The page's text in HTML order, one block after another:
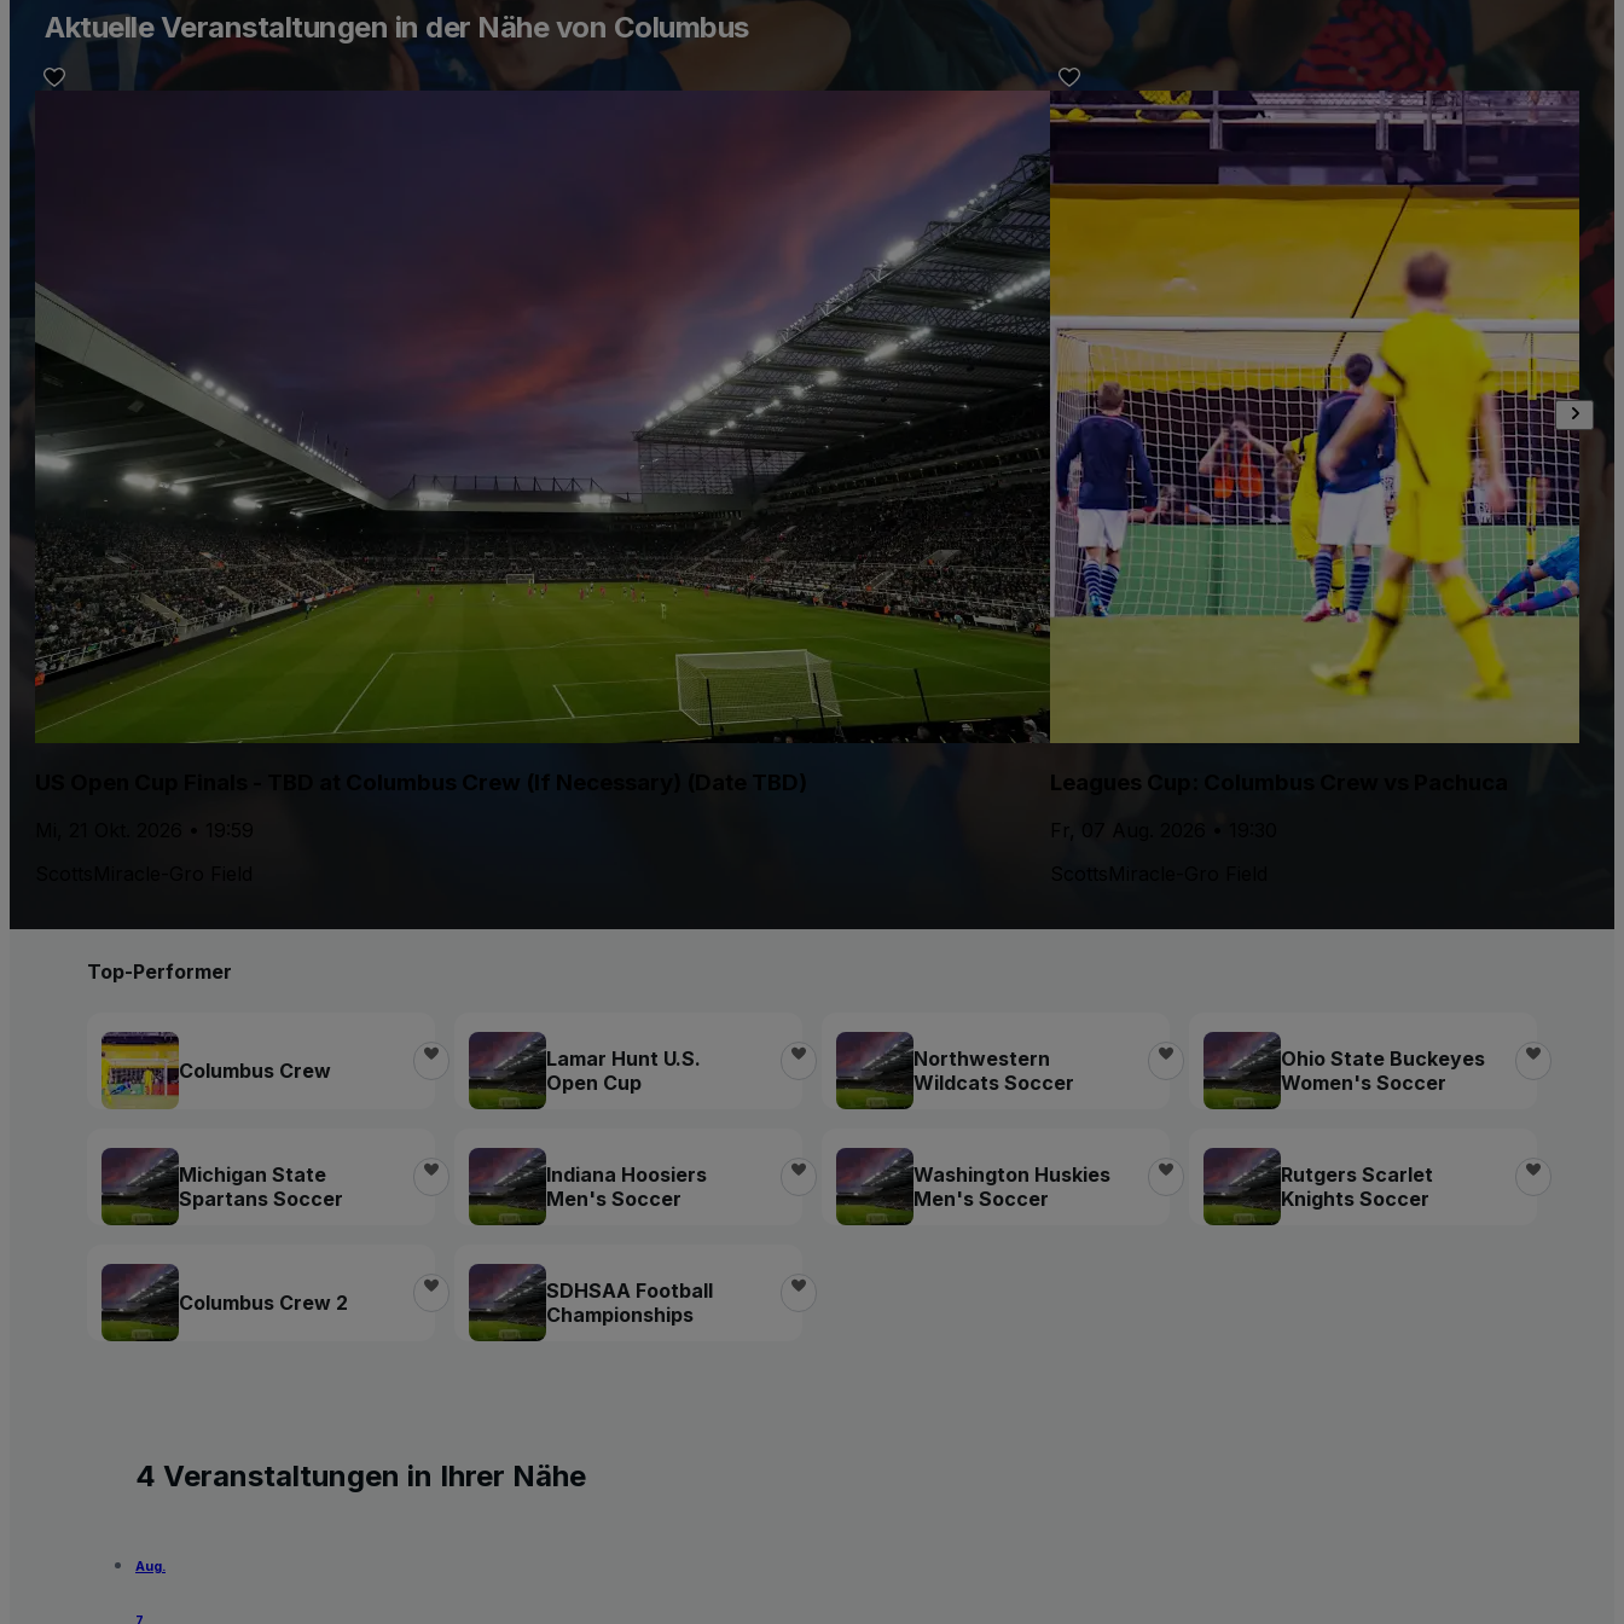
Aktuelle Veranstaltungen in der Nähe von Columbus
US Open Cup Finals - TBD at Columbus Crew (If Necessary) (Date TBD) Leagues Cup: Columbus Crew vs Pachuca
Top-Performer
Columbus Crew
Lamar Hunt U.S.
Open Cup
Northwestern
Wildcats Soccer
Ohio State Buckeyes
Women's Soccer
Michigan State
Spartans Soccer
Indiana Hoosiers
Men's Soccer
Washington Huskies
Men's Soccer
Rutgers Scarlet
Knights Soccer
Columbus Crew 2
SDHSAA Football
Championships
4 Veranstaltungen in Ihrer Nähe
Aug.